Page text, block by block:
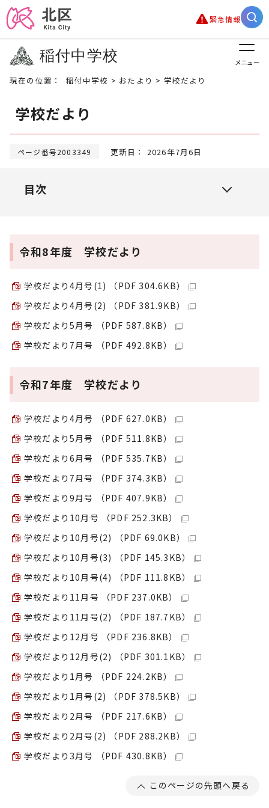
緊急情報
稲付中学校 メニュー
現在の位置： 稲付中学校 > おたより > 学校だより
学校だより
ページ番号2003349 更新日： 2026年7月6日
目次
令和8年度 学校だより
学校だより4月号(1) （PDF 304.6KB）
学校だより4月号(2) （PDF 381.9KB）
学校だより5月号 （PDF 587.8KB）
学校だより7月号 （PDF 492.8KB）
令和7年度 学校だより
学校だより4月号 （PDF 627.0KB）
学校だより5月号 （PDF 511.8KB）
学校だより6月号 （PDF 535.7KB）
学校だより7月号 （PDF 374.3KB）
学校だより9月号 （PDF 407.9KB）
学校だより10月号 （PDF 252.3KB）
学校だより10月号(2) （PDF 69.0KB）
学校だより10月号(3) （PDF 145.3KB）
学校だより10月号(4) （PDF 111.8KB）
学校だより11月号 （PDF 237.0KB）
学校だより11月号(2) （PDF 187.7KB）
学校だより12月号 （PDF 236.8KB）
学校だより12月号(2) （PDF 301.1KB）
学校だより1月号 （PDF 224.2KB）
学校だより1月号(2) （PDF 378.5KB）
学校だより2月号 （PDF 217.6KB）
学校だより2月号(2) （PDF 288.2KB）
学校だより3月号 （PDF 430.8KB）
このページの先頭へ戻る